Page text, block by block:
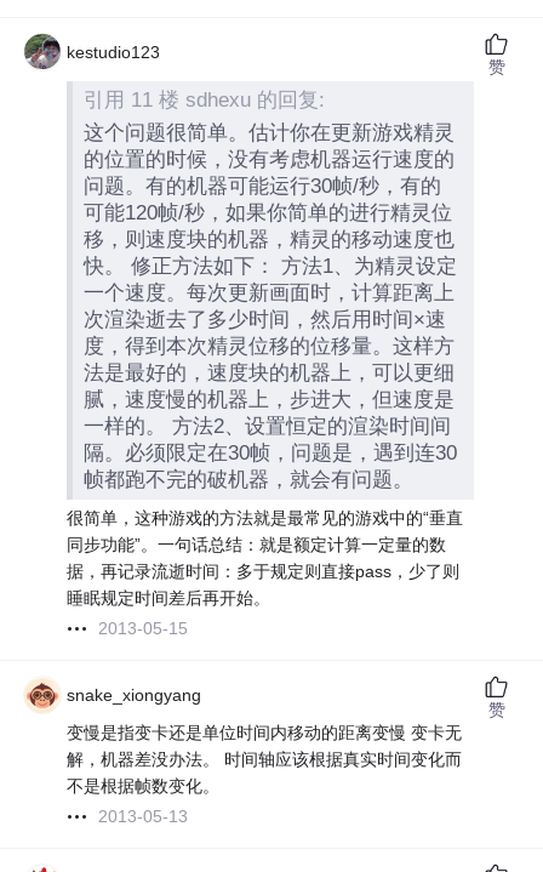
kestudio123
引用 11 楼 sdhexu 的回复:
这个问题很简单。估计你在更新游戏精灵
的位置的时候，没有考虑机器运行速度的
问题。有的机器可能运行30帧/秒，有的
可能120帧/秒，如果你简单的进行精灵位
移，则速度块的机器，精灵的移动速度也
快。 修正方法如下： 方法1、为精灵设定
一个速度。每次更新画面时，计算距离上
次渲染逝去了多少时间，然后用时间×速
度，得到本次精灵位移的位移量。这样方
法是最好的，速度块的机器上，可以更细
腻，速度慢的机器上，步进大，但速度是
一样的。 方法2、设置恒定的渲染时间间
隔。必须限定在30帧，问题是，遇到连30
帧都跑不完的破机器，就会有问题。
很简单，这种游戏的方法就是最常见的游戏中的“垂直
同步功能”。一句话总结：就是额定计算一定量的数
据，再记录流逝时间：多于规定则直接pass，少了则
睡眠规定时间差后再开始。
2013-05-15
赞
snake_xiongyang
变慢是指变卡还是单位时间内移动的距离变慢 变卡无
解，机器差没办法。 时间轴应该根据真实时间变化而
不是根据帧数变化。
2013-05-13
赞